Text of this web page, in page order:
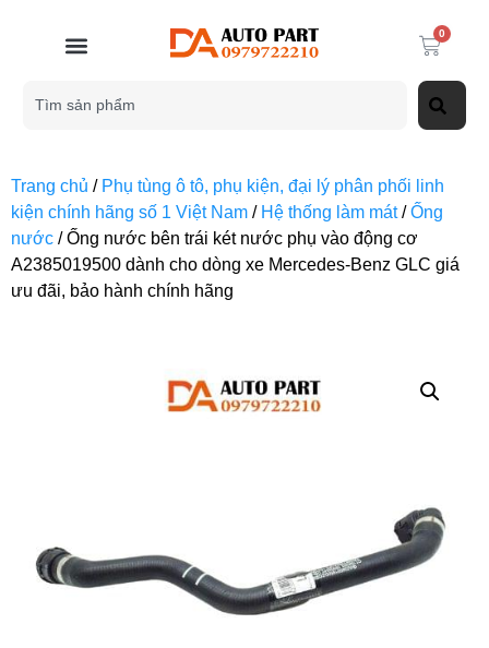
0
Trang chủ / Phụ tùng ô tô, phụ kiện, đại lý phân phối linh
kiện chính hãng số 1 Việt Nam / Hệ thống làm mát/Ống
nước / Ống nước bên trái két nước phụ vào động cơ
A2385019500 dành cho dòng xe Mercedes-Benz GLC giá
ưu đãi, bảo hành chính hãng